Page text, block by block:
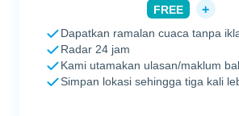
FREE +
Dapatkan ramalan cuaca tanpa
Radar 24 jam
Kami utamakan ulasan/maklum
Simpan lokasi sehingga tiga kali